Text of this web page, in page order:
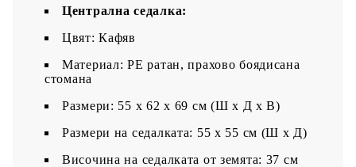
Централна седалка:
Цвят: Кафяв
Материал: PE ратан, прахово боядисана
стомана
Размери: 55 x 62 x 69 см (Ш x Д x В)
Размери на седалката: 55 x 55 cм (Ш x Д)
Височина на седалката от земята: 37 см